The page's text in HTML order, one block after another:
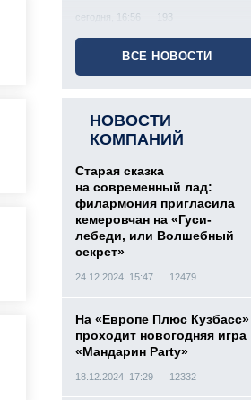
сегодня, 16:56 193
ВСЕ НОВОСТИ
НОВОСТИ
КОМПАНИЙ
Старая сказка
на современный лад:
филармония пригласила
кемеровчан на «Гуси-
лебеди, или Волшебный
секрет»
24.12.2024 15:47 12479
На «Европе Плюс Кузбасс»
проходит новогодняя игра
«Мандарин Party»
18.12.2024 17:29 12332